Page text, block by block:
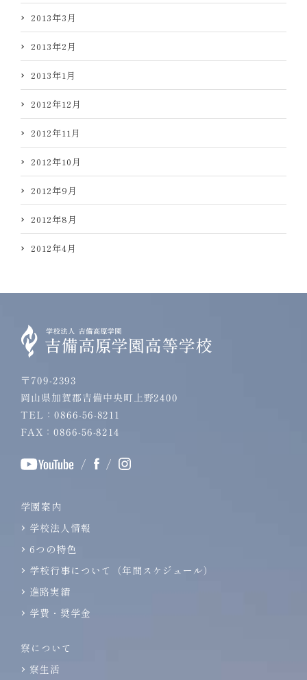
2013年3月
2013年2月
2013年1月
2012年12月
2012年11月
2012年10月
2012年9月
2012年8月
2012年4月
〒709-2393
岡山県加賀郡吉備中央町上野2400
TEL：0866-56-8211
FAX：0866-56-8214
/ /
学園案内
学校法人情報
6つの特色
学校行事について（年間スケジュール）
進路実績
学費・奨学金
寮について
寮生活